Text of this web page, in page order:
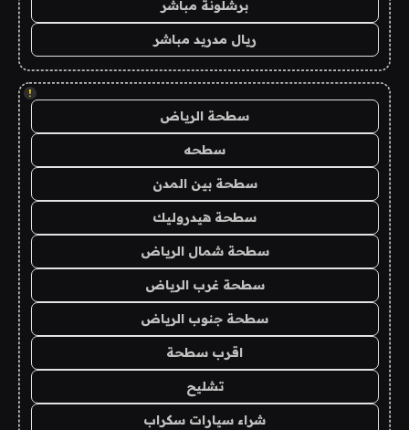
برشلونة مباشر
ريال مدريد مباشر
!
سطحة الرياض
سطحه
سطحة بين المدن
سطحة هيدروليك
سطحة شمال الرياض
سطحة غرب الرياض
سطحة جنوب الرياض
اقرب سطحة
تشليح
شراء سيارات سكراب